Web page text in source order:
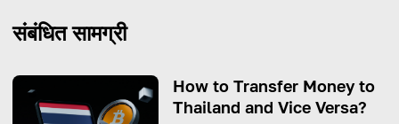
संबंधित सामग्री
How to Transfer Money to
Thailand and Vice Versa?